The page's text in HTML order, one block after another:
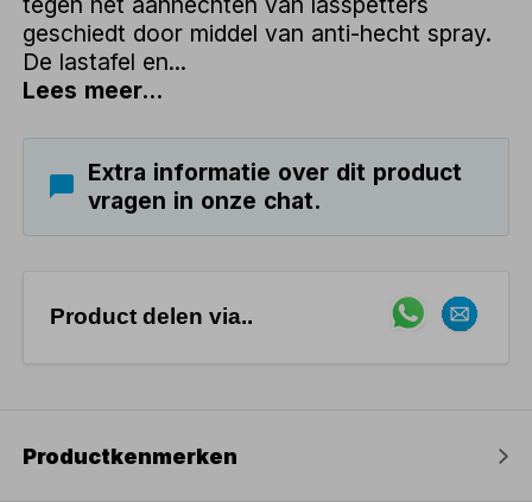
geschiedt door middel van anti-hecht spray.
De lastafel en...
Lees meer...
Extra informatie over dit product
vragen in onze chat.
Product delen via..
Productkenmerken